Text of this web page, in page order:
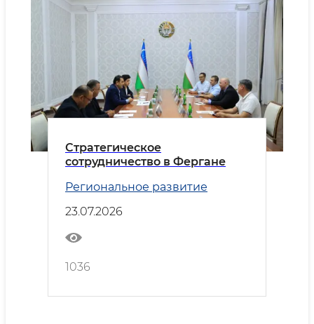
Стратегическое
сотрудничество в Фергане
Региональное развитие
23.07.2026
1036